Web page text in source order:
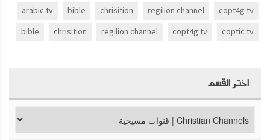
copt4g tv
regilion channel
chrisition
bible
arabic tv
coptic tv
copt4g tv
regilion channel
chrisition
bible
اختر القسم